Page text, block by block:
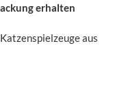
erhalten
aus